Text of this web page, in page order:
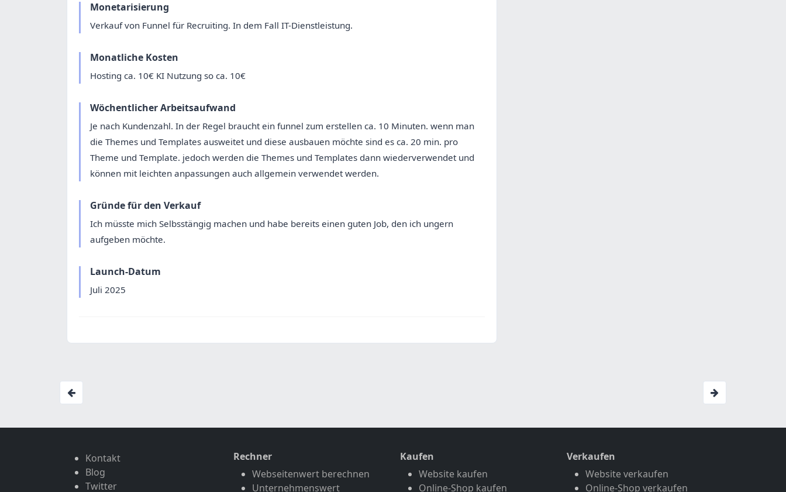
Monetarisierung
Verkauf von Funnel für Recruiting. In dem Fall IT-Dienstleistung.
Monatliche Kosten
Hosting ca. 10€ KI Nutzung so ca. 10€
Wöchentlicher Arbeitsaufwand
Je nach Kundenzahl. In der Regel braucht ein funnel zum erstellen ca. 10 Minuten. wenn man
die Themes und Templates ausweitet und diese ausbauen möchte sind es ca. 20 min. pro
Theme und Template. jedoch werden die Themes und Templates dann wiederverwendet und
können mit leichten anpassungen auch allgemein verwendet werden.
Gründe für den Verkauf
Ich müsste mich Selbsstängig machen und habe bereits einen guten Job, den ich ungern
aufgeben möchte.
Launch-Datum
Juli 2025
Kontakt
Blog
Twitter
Rechner
Webseitenwert berechnen
Unternehmenswert
Kaufen
Website kaufen
Online-Shop kaufen
Verkaufen
Website verkaufen
Online-Shop verkaufen